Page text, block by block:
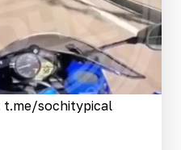
sochitypical